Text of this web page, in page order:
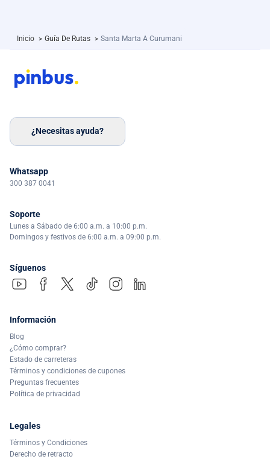
Inicio > Guía De Rutas > Santa Marta A Curumani
¿Necesitas ayuda?
Whatsapp
300 387 0041
Soporte
Lunes a Sábado de 6:00 a.m. a 10:00 p.m.
Domingos y festivos de 6:00 a.m. a 09:00 p.m.
Síguenos
Información
Blog
¿Cómo comprar?
Estado de carreteras
Términos y condiciones de cupones
Preguntas frecuentes
Política de privacidad
Legales
Términos y Condiciones
Derecho de retracto